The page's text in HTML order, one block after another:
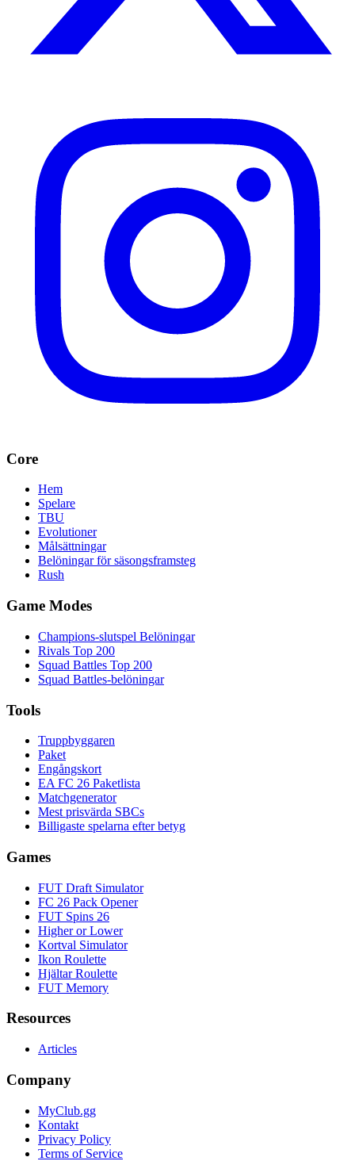
Core
Hem
Spelare
TBU
Evolutioner
Målsättningar
Belöningar för säsongsframsteg
Rush
Game Modes
Champions-slutspel Belöningar
Rivals Top 200
Squad Battles Top 200
Squad Battles-belöningar
Tools
Truppbyggaren
Paket
Engångskort
EA FC 26 Paketlista
Matchgenerator
Mest prisvärda SBCs
Billigaste spelarna efter betyg
Games
FUT Draft Simulator
FC 26 Pack Opener
FUT Spins 26
Higher or Lower
Kortval Simulator
Ikon Roulette
Hjältar Roulette
FUT Memory
Resources
Articles
Company
MyClub.gg
Kontakt
Privacy Policy
Terms of Service